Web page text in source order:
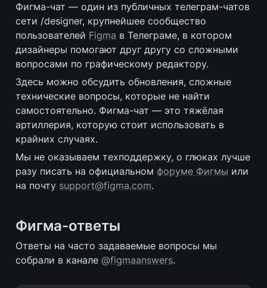
Фигма-чат — один из публичных телеграм-чатов
сети /designer, крупнейшее сообщество
пользователей Figma в Телеграме, в котором
дизайнеры помогают друг другу со сложными
вопросами по графическому редактору.
Здесь можно обсудить обновления, сложные
технические вопросы, которые не найти
самостоятельно. Фигма-чат — это тяжёлая
артиллерия, которую стоит использовать в
крайних случаях.
Мы не оказываем техподдержку, о глюках лучше
разу писать на официальном форуме Фигмы или
на почту support@figma.com.
Фигма-ответы
Ответы на часто задаваемые вопросы мы
собрали в канале @figmaanswers.